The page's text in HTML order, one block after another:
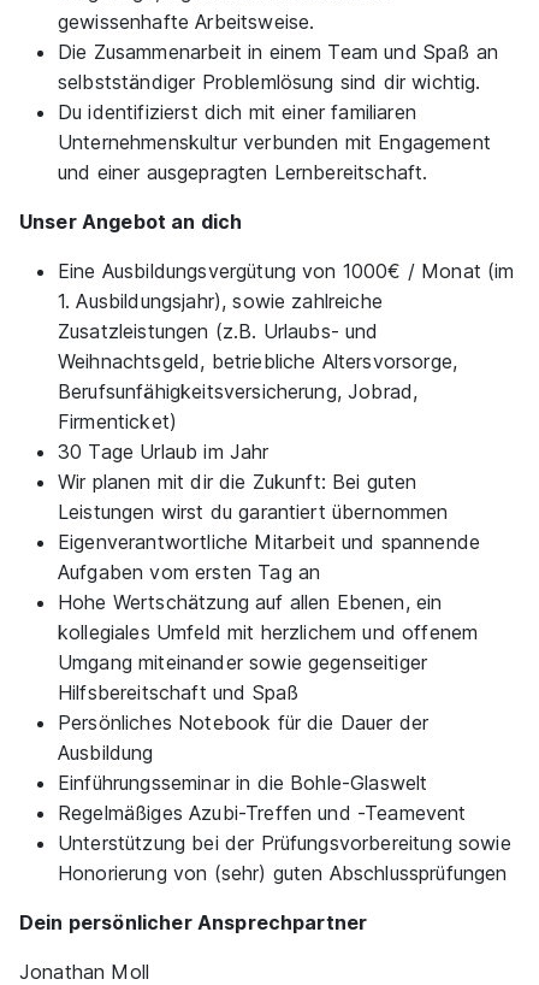
gewissenhafte Arbeitsweise.
Die Zusammenarbeit in einem Team und Spaß an
selbstständiger Problemlösung sind dir wichtig.
Du identifizierst dich mit einer familiaren
Unternehmenskultur verbunden mit Engagement
und einer ausgepragten Lernbereitschaft.
Unser Angebot an dich
Eine Ausbildungsvergütung von 1000€ / Monat (im
1. Ausbildungsjahr), sowie zahlreiche
Zusatzleistungen (z.B. Urlaubs- und
Weihnachtsgeld, betriebliche Altersvorsorge,
Berufsunfähigkeitsversicherung, Jobrad,
Firmenticket)
30 Tage Urlaub im Jahr
Wir planen mit dir die Zukunft: Bei guten
Leistungen wirst du garantiert übernommen
Eigenverantwortliche Mitarbeit und spannende
Aufgaben vom ersten Tag an
Hohe Wertschätzung auf allen Ebenen, ein
kollegiales Umfeld mit herzlichem und offenem
Umgang miteinander sowie gegenseitiger
Hilfsbereitschaft und Spaß
Persönliches Notebook für die Dauer der
Ausbildung
Einführungsseminar in die Bohle-Glaswelt
Regelmäßiges Azubi-Treffen und -Teamevent
Unterstützung bei der Prüfungsvorbereitung sowie
Honorierung von (sehr) guten Abschlussprüfungen
Dein persönlicher Ansprechpartner
Jonathan Moll